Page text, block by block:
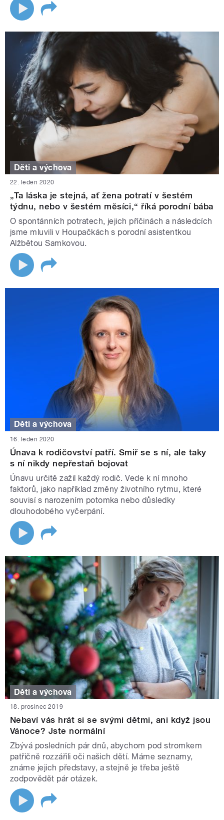
Děti a výchova
22. leden 2020
„Ta láska je stejná, ať žena potratí v šestém
týdnu, nebo v šestém měsíci,“ říká porodní bába
O spontánních potratech, jejich příčinách a následcích
jsme mluvili v Houpačkách s porodní asistentkou
Alžbětou Samkovou.
Děti a výchova
16. leden 2020
Únava k rodičovství patří. Smiř se s ní, ale taky
s ní nikdy nepřestaň bojovat
Únavu určitě zažil každý rodič. Vede k ní mnoho
faktorů, jako například změny životního rytmu, které
souvisí s narozením potomka nebo důsledky
dlouhodobého vyčerpání.
Děti a výchova
18. prosinec 2019
Nebaví vás hrát si se svými dětmi, ani když jsou
Vánoce? Jste normální
Zbývá posledních pár dnů, abychom pod stromkem
patřičně rozzářili oči našich dětí. Máme seznamy,
známe jejich představy, a stejně je třeba ještě
zodpovědět pár otázek.